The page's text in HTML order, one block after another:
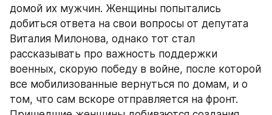
домой их мужчин. Женщины попытались
добиться ответа на свои вопросы от депутата
Виталия Милонова, однако тот стал
рассказывать про важность поддержки
военных, скорую победу в войне, после которой
все мобилизованные вернуться по домам, и о
том, что сам вскоре отправляется на фронт.